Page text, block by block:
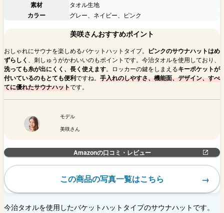
素材 タオル生地
カラー グレー、ネイビー、ピンク
美咲さんおすすめポイント
おしゃれにサウナを楽しめるバケットハットタイプ。
ピンクのサウナハットはめ
ずらしく
、刺しゅうがかわいいのもポイントです。今治タオルを使用しており、
洗っても糸が出にくく、長く使えます。ロッカーの鍵をしまえるキーポケットが
付いているのもとても便利ですね。 手入れのしやすさ、機能面、デザイン、すべ
てに優れたサウナハットです。
モデル
美咲さん
Amazonの口コミ・レビュー
この商品の写真一覧はこちら
今治タオルを使用したバケットハットタイプのサウナハットです。